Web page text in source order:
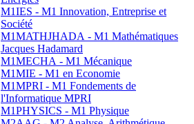
M1IES - M1 Innovation, Entreprise et
Société
M1MATHJHADA - M1 Mathématiques
Jacques Hadamard
M1MECHA - M1 Mécanique
M1MIE - M1 en Economie
M1MPRI - M1 Fondements de
l'Informatique MPRI
M1PHYSICS - M1 Physique